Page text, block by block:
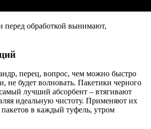
перед обработкой вынимают,
перец, вопрос, чем можно быстро
не будет волновать. Пакетики черного
лучший абсорбент – втягивают
идеальную чистоту. Применяют их
пакетов в каждый туфель, утром